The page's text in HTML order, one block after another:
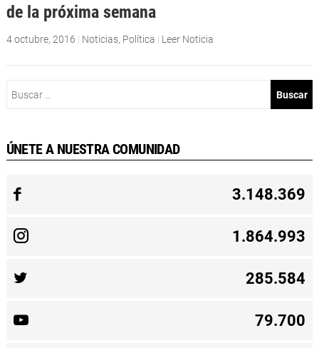
de la próxima semana
4 octubre, 2016 | Noticias, Política | Leer Noticia
ÚNETE A NUESTRA COMUNIDAD
3.148.369
1.864.993
285.584
79.700